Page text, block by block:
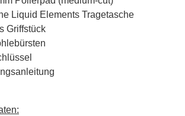
Liquid Elements Tragetasche
Griffstück